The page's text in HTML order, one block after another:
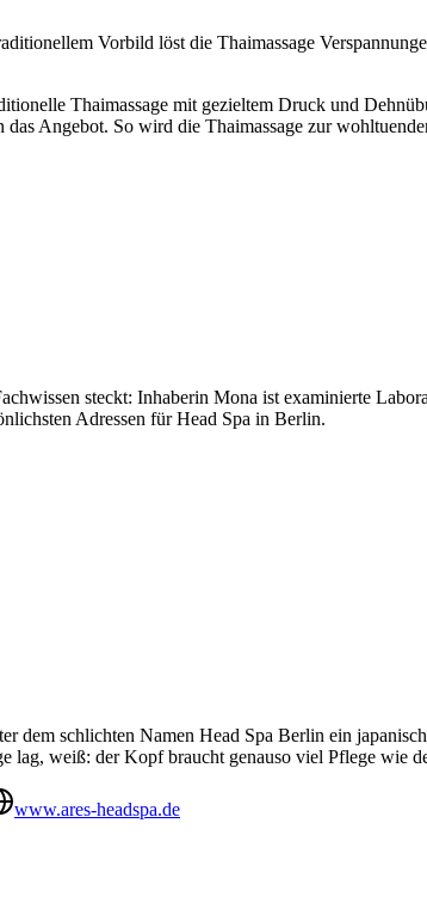
Vorbild löst die Thaimassage
Thaimassage mit gezieltem Druck und
Angebot. So wird die Thaimassage zur
steckt: Inhaberin Mona ist examinierte
Adressen für Head Spa in Berlin.
schlichten Namen Head Spa Berlin ein
weiß: der Kopf braucht genauso viel Pflege wie
www.ares-headspa.de